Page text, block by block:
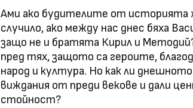
Ами ако будителите от историята
случило, ако между нас днес бяха
защо не и братята Кирил и
пред тях, защото са героите,
народ и култура. Но как ли
виждания от преди векове и дали
стойност?